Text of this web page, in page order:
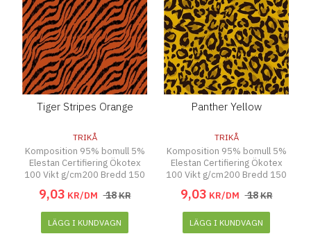
Tiger Stripes Orange
TRIKÅ
Komposition 95% bomull 5%
Elestan Certifiering Ökotex
100 Vikt g/cm200 Bredd 150
9,03 KR/DM 18KR
LÄGG I KUNDVAGN
Panther Yellow
TRIKÅ
Komposition 95% bomull 5%
Elestan Certifiering Ökotex
100 Vikt g/cm200 Bredd 150
9,03 KR/DM 18KR
LÄGG I KUNDVAGN